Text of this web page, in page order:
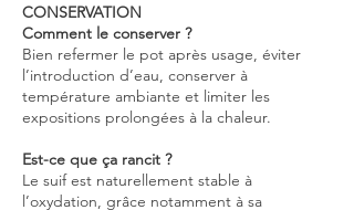
CONSERVATION
Comment le conserver ?
Bien refermer le pot après usage, éviter
l’introduction d’eau, conserver à
température ambiante et limiter les
expositions prolongées à la chaleur.
Est-ce que ça rancit ?
Le suif est naturellement stable à
l’oxydation, grâce notamment à sa